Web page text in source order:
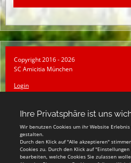
Copyright 2016 - 2026
SC Amicitia München
Login
Impressum
Datenschutzerklärung
Teamsports 2
Dein Sportverein online